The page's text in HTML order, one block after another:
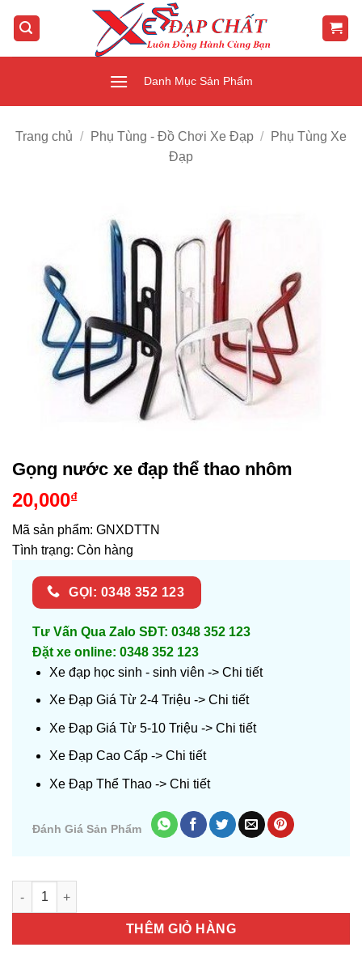
qua
Danh Mục Sản Phẩm
Trang chủ / Phụ Tùng - Đồ Chơi Xe Đạp /
Phụ Tùng Xe
Đạp
Gọng nước xe đạp thể thao nhôm
20,000₫
Mã sản phẩm: GNXDTTN
Tình trạng: Còn hàng
GỌI: 0348 352 123
Tư Vấn Qua Zalo SĐT: 0348 352 123
Đặt xe online: 0348 352 123
Xe đạp học sinh - sinh viên -> Chi tiết
Xe Đạp Giá Từ 2-4 Triệu -> Chi tiết
Xe Đạp Giá Từ 5-10 Triệu -> Chi tiết
Xe Đạp Cao Cấp -> Chi tiết
Xe Đạp Thể Thao -> Chi tiết
Đánh Giá Sản Phẩm
Số lượng
THÊM GIỎ HÀNG